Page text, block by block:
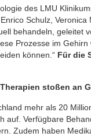
des LMU
Schulz,
behandeln, geleitet
Prozesse im
können.“ Für die
stoßen an
mehr als 20
auf. Verfügbare
Zudem haben